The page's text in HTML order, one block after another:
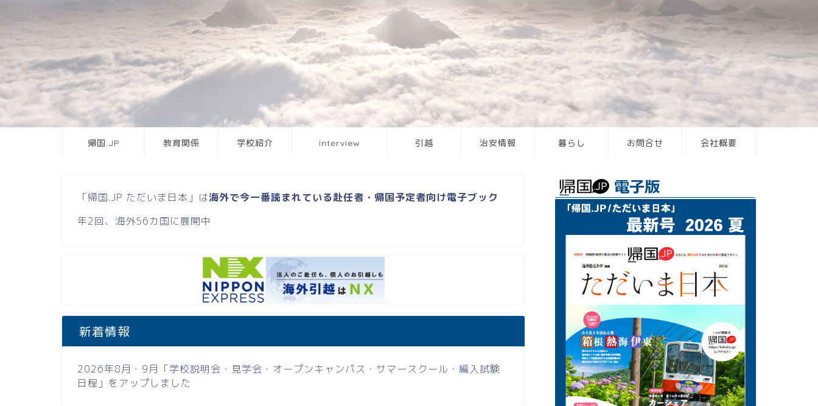
帰国.JP 教育関係 学校紹介 Interview 引越 治安情報 暮らし お問合せ 会社概要
「帰国.JP ただいま日本」は海外で今一番読まれている赴任者・帰国予定者向け電子ブック
年2回、海外56カ国に展開中
新着情報
2026年8月・9月「学校説明会・見学会・オープンキャンパス・サマースクール・編入試験
日程」 をアップしました